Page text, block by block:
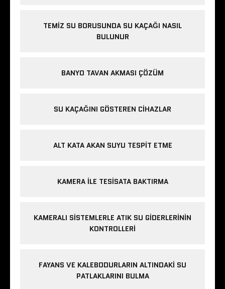
TEMIZ SU BORUSUNDA SU KAÇAĞI NASIL
BULUNUR
BANYO TAVAN AKMASI ÇÖZÜM
SU KAÇAĞINI GÖSTEREN CIHAZLAR
ALT KATA AKAN SUYU TESPIT ETME
KAMERA ILE TESISATA BAKTIRMA
KAMERALI SISTEMLERLE ATIK SU GIDERLERININ
KONTROLLERI
FAYANS VE KALEBODURLARIN ALTINDAKI SU
PATLAKLARINI BULMA